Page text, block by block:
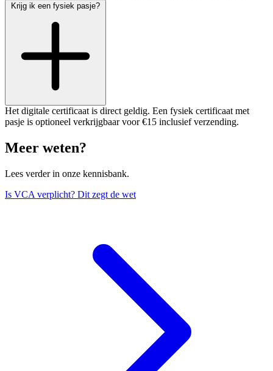
Krijg ik een fysiek pasje?
Het digitale certificaat is direct geldig. Een fysiek certificaat met
pasje is optioneel verkrijgbaar voor €15 inclusief verzending.
Meer weten?
Lees verder in onze kennisbank.
Is VCA verplicht? Dit zegt de wet